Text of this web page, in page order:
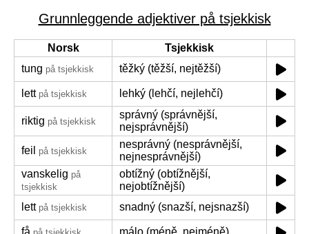
Grunnleggende adjektiver på tsjekkisk
Norsk
Tsjekkisk
tung på tsjekkisk těžký (těžší, nejtěžší)
lett på tsjekkisk lehký (lehčí, nejlehčí)
riktig på tsjekkisk
správný (správnější,
nejsprávnější)
feil
på tsjekkisk
nesprávný (nesprávnější,
nejnesprávnější)
vanskelig på
tsjekkisk
obtížný (obtížnější,
nejobtížnější)
lett på tsjekkisk snadný (snazší, nejsnazší)
få
málo (méně, nejméně)